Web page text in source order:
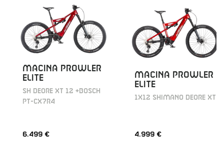
MACINA PROWLER
ELITE
SH DEORE XT 12 +BOSCH
PT-CX7R4
6.499 €
MACINA PROWLER
ELITE
1X12 SHIMANO DEORE XT
4.999 €